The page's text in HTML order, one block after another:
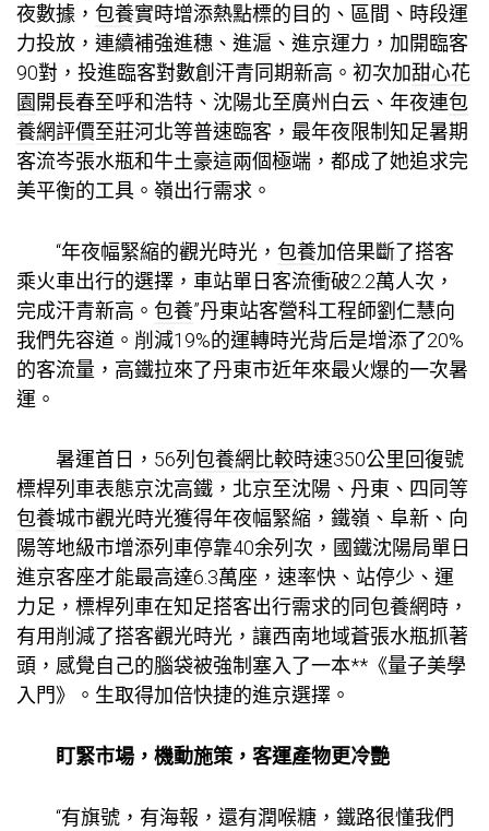
夜數據， 包養實時增添熱點標的目的、區間、時段運
力投放，連續補強進穗、進滬、進京運力，加開臨客
90對，投進臨客對數創汗青同期新高。初次加甜心花
園 開長春至呼和浩特、沈陽北至廣州白云、年夜連包
養網評價至莊河北等普速臨客，最年夜限制知足暑期
客流岑張水瓶和牛土豪這兩個極端，都成了她追求完
美平衡的工具。嶺出行需求。
“年夜幅緊縮的觀光時光， 包養加倍果斷了搭客
乘火車出行的選擇，車站單日客流衝破2.2萬人次，
完成汗青新高。 包養”丹東站客營科工程師劉仁慧向
我們先容道。削減19%的運轉時光背后是增添了20%
的客流量，高鐵拉來了丹東市近年來最火爆的一次暑
運。
暑運首日，56列 包養網比較時速350公里回復號
標桿列車表態京沈高鐵，北京至沈陽、丹東、四同等
包養城市觀光時光獲得年夜幅緊縮，鐵嶺、阜新、向
陽等地級市增添列車停靠40余列次，國鐵沈陽局單日
進京客座才能最高達6.3萬座，速率快、站停少、運
力足，標桿列車在知足搭客出行需求的同包養網時，
有用削減了搭客觀光時光，讓西南地域蒼張水瓶抓著
頭，感覺自己的腦袋被強制塞入了一本**《量子美學
入門》。生取得加倍快捷的進京選擇。
盯緊市場，機動施策，客運產物更冷艷
“有旗號，有海報，還有潤喉糖，鐵路很懂我們